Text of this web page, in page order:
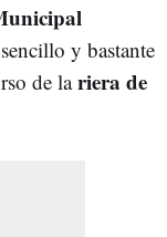
y bastante
de lariera de